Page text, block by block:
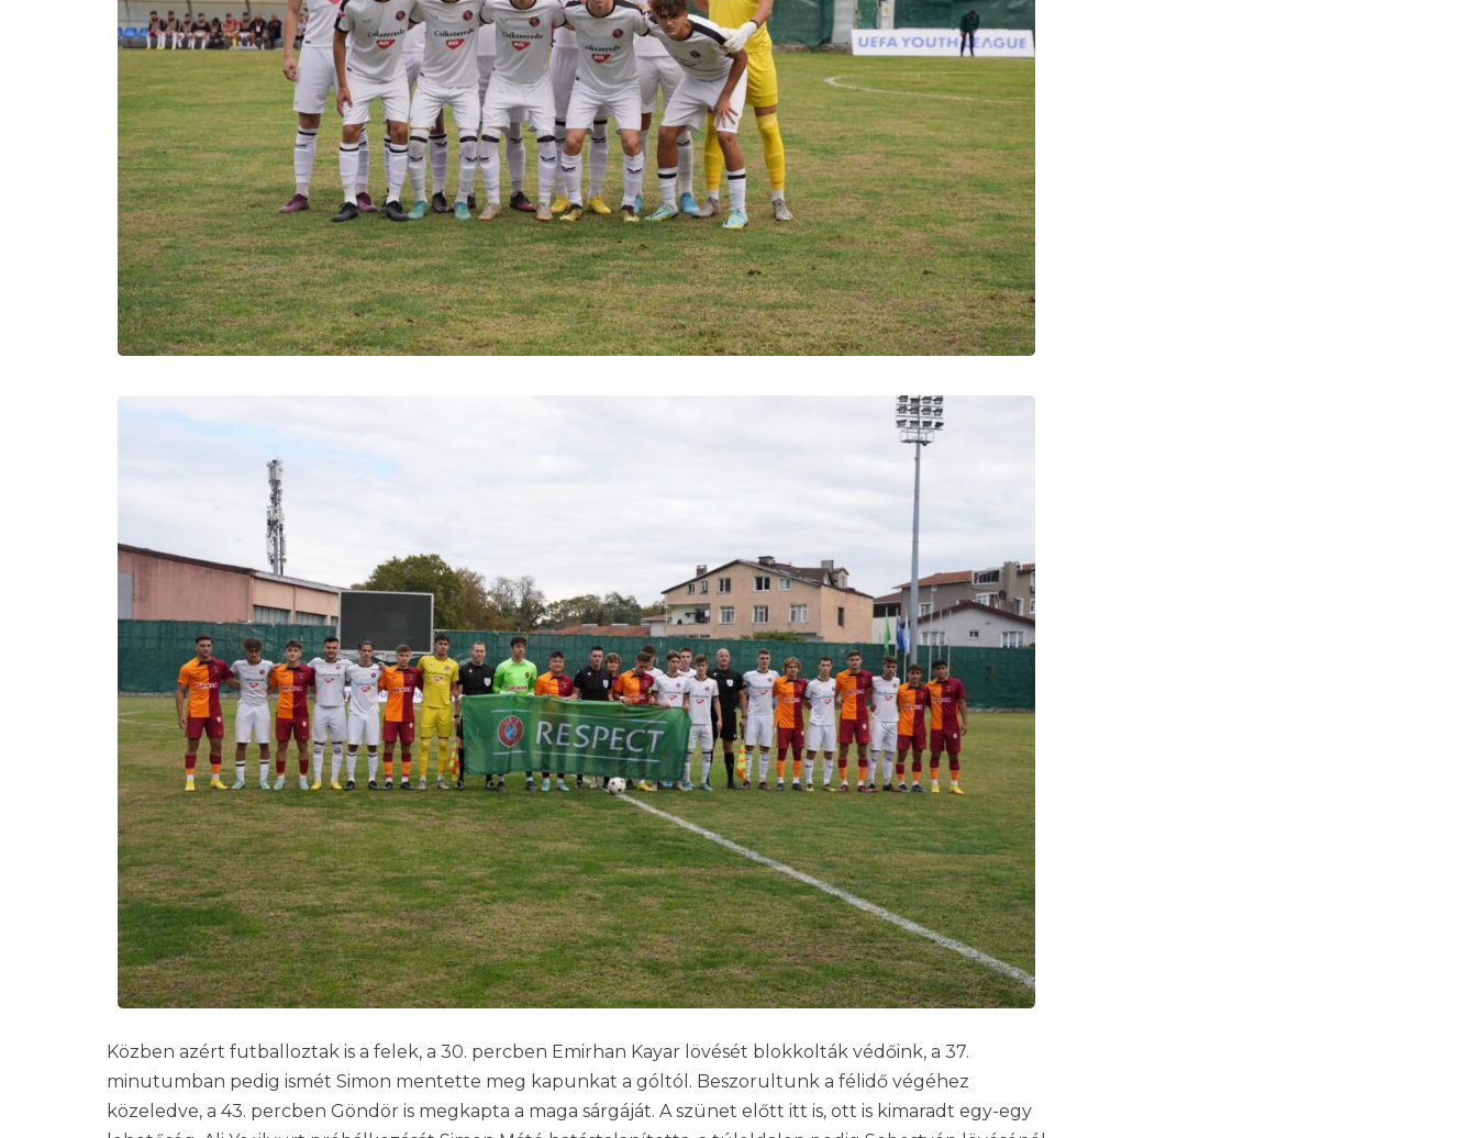
Közben azért futballoztak is a felek, a 30. percben Emirhan Kayar lövését blokkolták védőink, a 37.
minutumban pedig ismét Simon mentette meg kapunkat a góltól. Beszorultunk a félidő végéhez
közeledve, a 43. percben Göndör is megkapta a maga sárgáját. A szünet előtt itt is, ott is kimaradt egy-egy